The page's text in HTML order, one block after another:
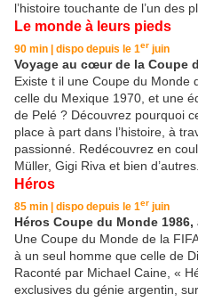
l’histoire touchante de l’un des
Le monde à leurs pieds
90 min | dispo depuis le 1er juin
Voyage au cœur de la Coupe
Existe t il une Coupe du
celle du Mexique 1970, et une
de Pelé ? Découvrez pourquoi
place à part dans l’histoire, à
passionné. Redécouvrez en
Müller, Gigi Riva et bien d’autres.
Héros
85 min | dispo depuis le 1er juin
Héros Coupe du Monde
Une Coupe du Monde de la
à un seul homme que celle de
Raconté par Michael Caine, «
exclusives du génie argentin,